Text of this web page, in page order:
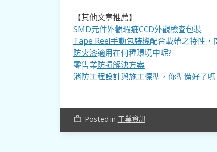
【其他文章推薦】
SMD元件外觀瑕疵CCD外觀檢查包裝
Tape Reel手動包裝機配合載帶之特性，
防火漆適用在何種環境中呢?
零售業防損解決方案
消防工程設計與施工標準，你準備好了嗎
work_outline Posted in 工業資訊